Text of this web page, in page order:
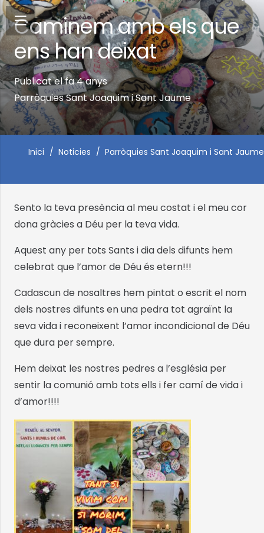
Caminem amb els que
ens han deixat
Publicat elfa 4 anys
Parròquies Sant Joaquim i Sant Jaume
Inici / Noticies / Parròquies Sant Joaquim i Sant Jaume
Sento la teva presència al meu costat i el meu cor
dona gràcies a Déu per la teva vida.
Aquest any per tots Sants i dia dels difunts hem
celebrat que l’amor de Déu és etern!!!
Cadascun de nosaltres hem pintat o escrit el nom
dels nostres difunts en una pedra tot agraïnt la
seva vida i reconeixent l’amor incondicional de Déu
que dura per sempre.
Hem deixat les nostres pedres a l’església per
sentir la comunió amb tots ells i fer camí de vida i
d’amor!!!!